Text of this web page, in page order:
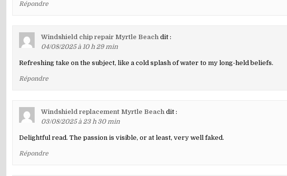
Répondre
Windshield chip repair Myrtle Beach dit :
04/08/2025 à 10 h 29 min
Refreshing take on the subject, like a cold splash of water to my long-held beliefs.
Répondre
Windshield replacement Myrtle Beach dit :
03/08/2025 à 23 h 30 min
Delightful read. The passion is visible, or at least, very well faked.
Répondre